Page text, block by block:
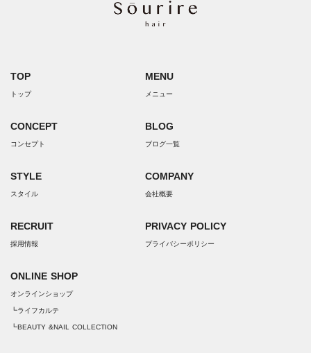
TOP
トップ
CONCEPT
コンセプト
STYLE
スタイル
RECRUIT
採用情報
ONLINE SHOP
オンラインショップ
┗ライフカルテ
┗BEAUTY &NAIL COLLECTION
MENU
メニュー
BLOG
ブログ一覧
COMPANY
会社概要
PRIVACY POLICY
プライバシーポリシー